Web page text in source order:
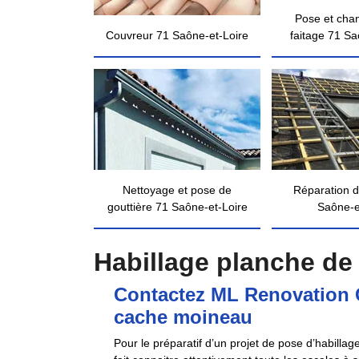
Couvreur 71 Saône-et-Loire
Pose et
faitage 71
Nettoyage et pose de
gouttière 71 Saône-et-Loire
Réparation
Saône-
Habillage planche
Contactez ML
cache moineau
Pour le préparatif d’un projet de pose